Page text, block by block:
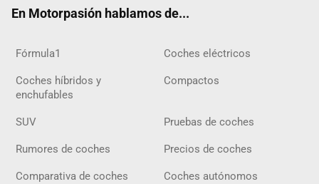
En Motorpasión hablamos de...
Fórmula1 Coches eléctricos
Coches híbridos y
enchufables
Compactos
SUV Pruebas de coches
Rumores de coches Precios de coches
Comparativa de coches Coches autónomos